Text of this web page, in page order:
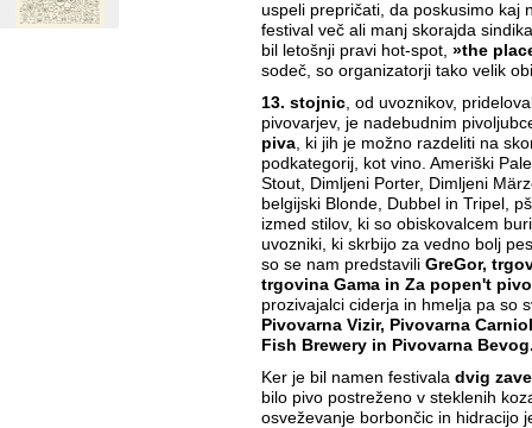
uspeli prepričati, da poskusimo kaj
festival več ali manj skorajda
bil letošnji pravi hot-spot, »the
sodeč, so organizatorji tako velik
13. stojnic, od uvoznikov,
pivovarjev, je nadebudnim
piva, ki jih je možno razdeliti na
podkategorij, kot vino. Ameriški
Stout, Dimljeni Porter, Dimljeni
belgijski Blonde, Dubbel in Tripel,
izmed stilov, ki so obiskovalcem
uvozniki, ki skrbijo za vedno bolj
so se nam predstavili GreGor,
trgovina Gama in Za popen't
prozivajalci ciderja in hmelja pa so
Pivovarna Vizir, Pivovarna
Fish Brewery in Pivovarna
Ker je bil namen festivala dvig
bilo pivo postreženo v steklenih
osveževanje borbončic in hidracijo